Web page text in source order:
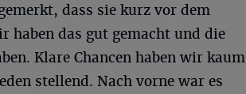
dass sie kurz vor dem
haben das gut gemacht und die
Klare Chancen haben wir kaum
stellend. Nach vorne war es